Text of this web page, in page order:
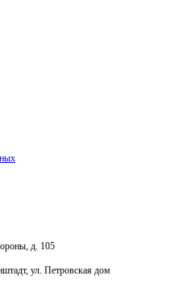
д. 105
ул. Петровская дом